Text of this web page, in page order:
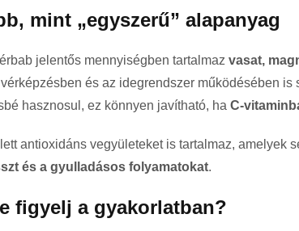
mint „egyszerű” alapanyag
jelentős mennyiségben tartalmaz vasat,
és az idegrendszer működésében
hasznosul, ez könnyen javítható, ha C-
antioxidáns vegyületeket is tartalmaz, amelyek
és a gyulladásos folyamatokat.
figyelj a gyakorlatban?